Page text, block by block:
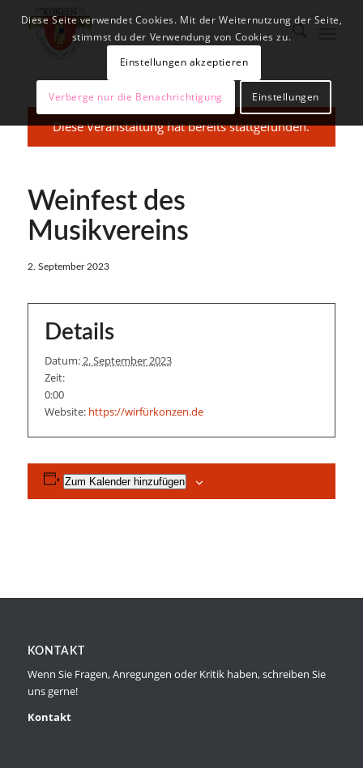
Diese Veranstaltung hat bereits stattgefunden.
Weinfest des
Musikvereins
2. September 2023
Details
Datum:2. September 2023
Zeit:
0:00
Website: https://wirfürkonzen.de
Zum Kalender hinzufügen
KONTAKT
Wenn Sie Fragen, Anregungen oder Kritik haben, schreiben Sie
uns gerne!
Kontakt
Diese Seite verwendet Cookies. Mit der Weiternutzung der Seite,
stimmst du der Verwendung von Cookies zu.
Einstellungen akzeptieren
Verberge nur die Benachrichtigung Einstellungen